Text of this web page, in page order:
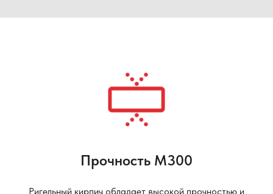
Прочность М300
Ригельный кирпич обладает высокой прочностью и